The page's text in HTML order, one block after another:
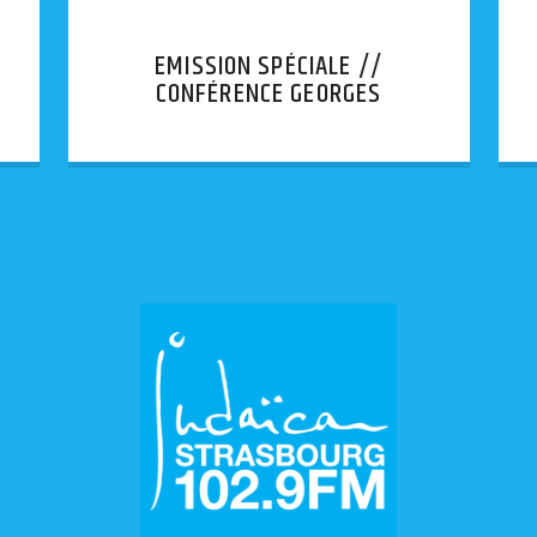
EMISSION SPÉCIALE //
CONFÉRENCE GEORGES